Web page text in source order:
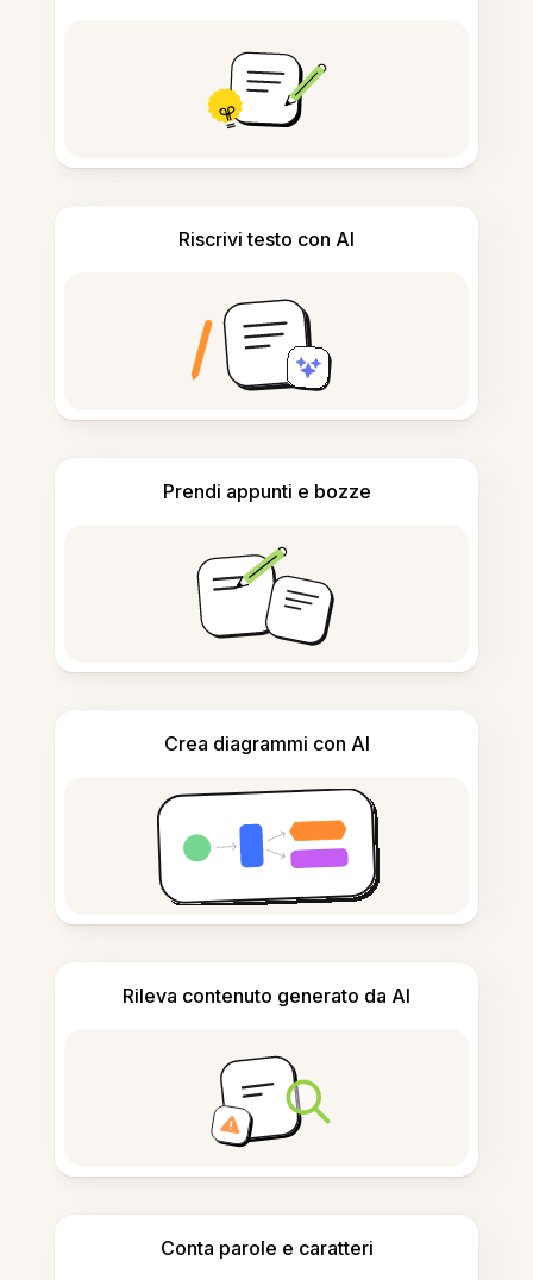
Riscrivi testo con AI
Prendi appunti e bozze
Crea diagrammi con AI
Rileva contenuto generato da AI
Conta parole e caratteri